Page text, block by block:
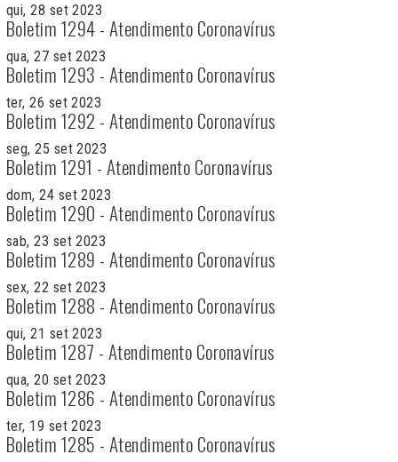
qui, 28 set 2023
Boletim 1294 - Atendimento Coronavírus
qua, 27 set 2023
Boletim 1293 - Atendimento Coronavírus
ter, 26 set 2023
Boletim 1292 - Atendimento Coronavírus
seg, 25 set 2023
Boletim 1291 - Atendimento Coronavírus
dom, 24 set 2023
Boletim 1290 - Atendimento Coronavírus
sab, 23 set 2023
Boletim 1289 - Atendimento Coronavírus
sex, 22 set 2023
Boletim 1288 - Atendimento Coronavírus
qui, 21 set 2023
Boletim 1287 - Atendimento Coronavírus
qua, 20 set 2023
Boletim 1286 - Atendimento Coronavírus
ter, 19 set 2023
Boletim 1285 - Atendimento Coronavírus